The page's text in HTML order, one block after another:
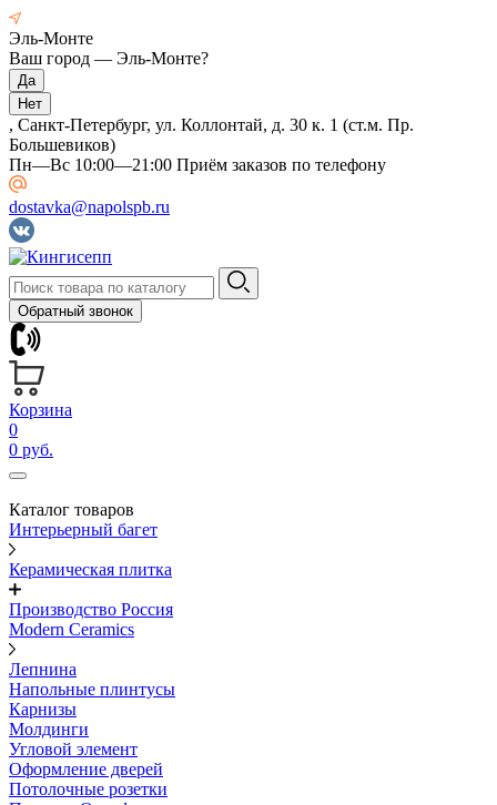
Эль-Монте
Ваш город — Эль-Монте?
, Санкт-Петербург, ул. Коллонтай, д. 30 к. 1 (ст.м. Пр.
Большевиков)
Пн—Вс 10:00—21:00 Приём заказов по телефону
dostavka@napolspb.ru
Обратный звонок
Корзина
0
0 руб.
Каталог товаров
Интерьерный багет
Керамическая плитка
Производство Россия
Modern Ceramics
Лепнина
Напольные плинтусы
Карнизы
Молдинги
Угловой элемент
Оформление дверей
Потолочные розетки